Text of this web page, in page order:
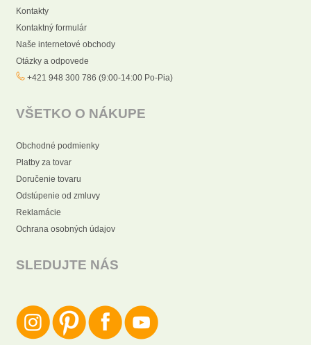
Kontakty
Kontaktný formulár
Naše internetové obchody
Otázky a odpovede
+421 948 300 786 (9:00-14:00 Po-Pia)
VŠETKO O NÁKUPE
Obchodné podmienky
Platby za tovar
Doručenie tovaru
Odstúpenie od zmluvy
Reklamácie
Ochrana osobných údajov
SLEDUJTE NÁS